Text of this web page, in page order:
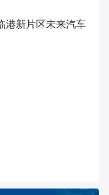
港新片区未来汽车